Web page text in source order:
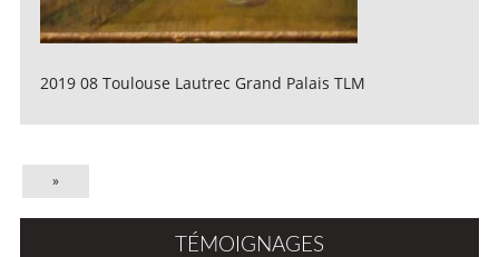
2019 08 Toulouse Lautrec Grand Palais TLM
»
TÉMOIGNAGES